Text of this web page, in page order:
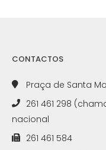
CONTACTOS
Praça de Santa
261 461 298
nacional
261 461 584